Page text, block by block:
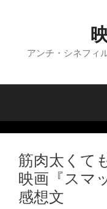
へ
アンチ・シネフィ
筋肉太くて
映画『スマ
感想文